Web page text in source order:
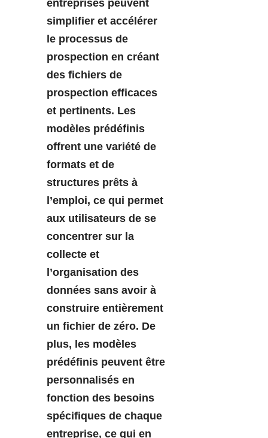
entreprises peuvent
simplifier et accélérer
le processus de
prospection en créant
des fichiers de
prospection efficaces
et pertinents. Les
modèles prédéfinis
offrent une variété de
formats et de
structures prêts à
l’emploi, ce qui permet
aux utilisateurs de se
concentrer sur la
collecte et
l’organisation des
données sans avoir à
construire entièrement
un fichier de zéro. De
plus, les modèles
prédéfinis peuvent être
personnalisés en
fonction des besoins
spécifiques de chaque
entreprise, ce qui en